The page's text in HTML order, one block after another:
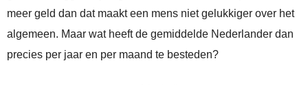
meer geld dan dat maakt een mens niet gelukkiger over het
algemeen. Maar wat heeft de gemiddelde Nederlander dan
precies per jaar en per maand te besteden?